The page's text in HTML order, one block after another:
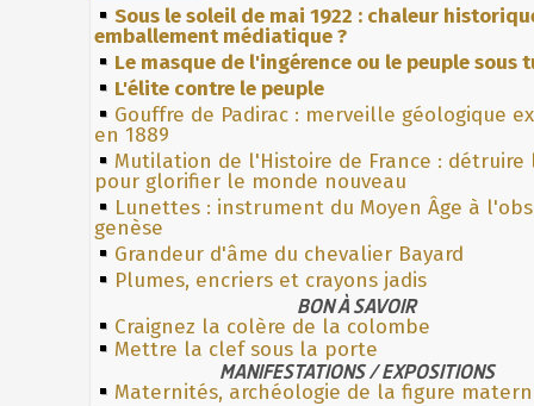
Sous le soleil de mai 1922 : chaleur
emballement médiatique ?
Le masque de l'ingérence ou le peuple sous
L'élite contre le peuple
Gouffre de Padirac : merveille géologique
en 1889
Mutilation de l'Histoire de France : détruire
pour glorifier le monde nouveau
Lunettes : instrument du Moyen Âge à
genèse
Grandeur d'âme du chevalier Bayard
Plumes, encriers et crayons jadis
BON À SAVOIR
Craignez la colère de la colombe
Mettre la clef sous la porte
MANIFESTATIONS / EXPOSITIONS
Maternités, archéologie de la figure